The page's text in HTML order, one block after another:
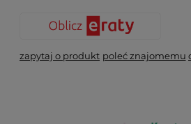
zapytaj o produkt poleć znajomemu